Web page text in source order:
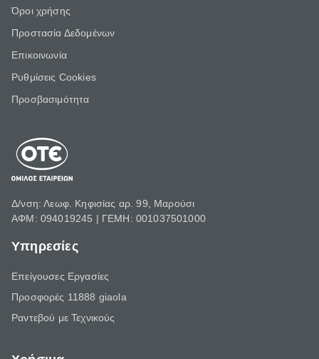
Όροι χρήσης
Προστασία Δεδομένων
Επικοινωνία
Ρυθμίσεις Cookies
Προσβασιμότητα
Δ/νση: Λεωφ. Κηφισίας αρ. 99, Μαρούσι
ΑΦΜ: 094019245 | ΓΕΜΗ: 001037501000
Υπηρεσίες
Επείγουσες Εργασίες
Προσφορές 11888 giaola
Ραντεβού με Τεχνικούς